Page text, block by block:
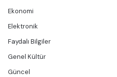
Ekonomi
Elektronik
Faydalı Bilgiler
Genel Kültür
Güncel